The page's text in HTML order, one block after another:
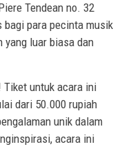
Tendean no. 32
bagi para pecinta musik
yang luar biasa dan
Tiket untuk acara ini
dari 50.000 rupiah
unik dalam
acara ini